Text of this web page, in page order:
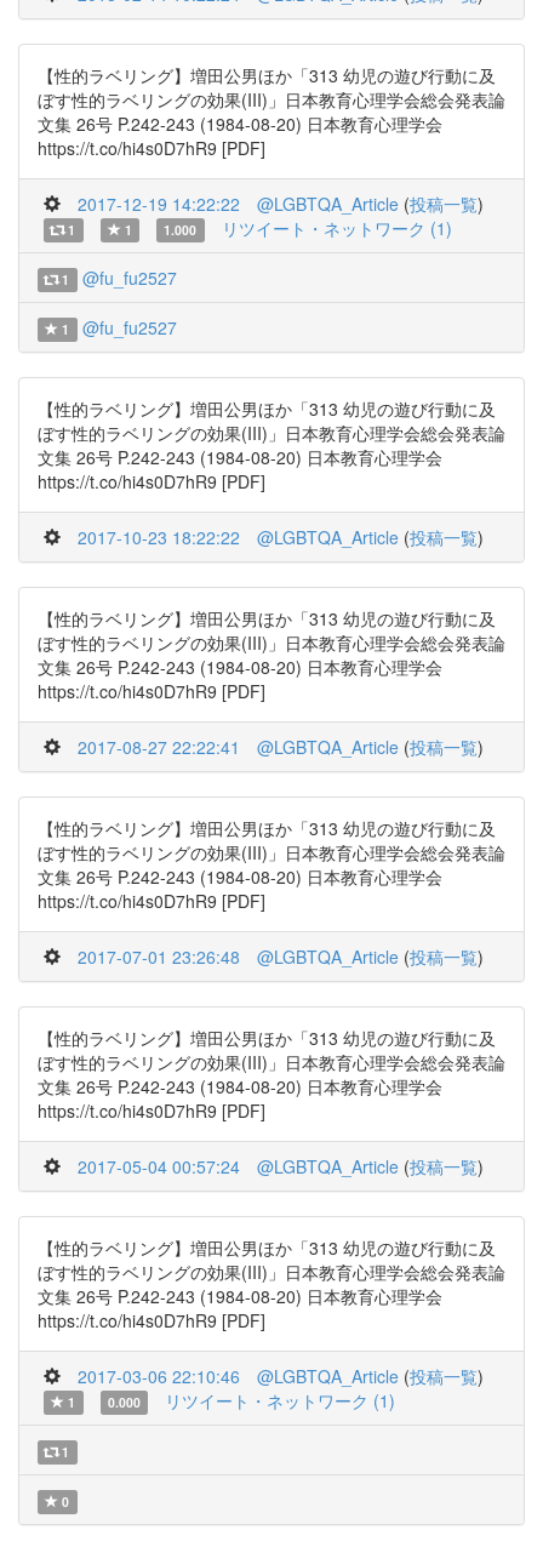
【性的ラベリング】増田公男ほか「313 幼児の遊び行動に及
ぼす性的ラベリングの効果(III)」日本教育心理学会総会発表論
文集 26号 P.242-243 (1984-08-20) 日本教育心理学会
https://t.co/hi4s0D7hR9 [PDF]
2017-12-19 14:22:22 @LGBTQA_Article (投稿一覧)
1 1 1.000 リツイート・ネットワーク (1)
1 @fu_fu2527
1 @fu_fu2527
【性的ラベリング】増田公男ほか「313 幼児の遊び行動に及
ぼす性的ラベリングの効果(III)」日本教育心理学会総会発表論
文集 26号 P.242-243 (1984-08-20) 日本教育心理学会
https://t.co/hi4s0D7hR9 [PDF]
2017-10-23 18:22:22 @LGBTQA_Article (投稿一覧)
【性的ラベリング】増田公男ほか「313 幼児の遊び行動に及
ぼす性的ラベリングの効果(III)」日本教育心理学会総会発表論
文集 26号 P.242-243 (1984-08-20) 日本教育心理学会
https://t.co/hi4s0D7hR9 [PDF]
2017-08-27 22:22:41 @LGBTQA_Article (投稿一覧)
【性的ラベリング】増田公男ほか「313 幼児の遊び行動に及
ぼす性的ラベリングの効果(III)」日本教育心理学会総会発表論
文集 26号 P.242-243 (1984-08-20) 日本教育心理学会
https://t.co/hi4s0D7hR9 [PDF]
2017-07-01 23:26:48 @LGBTQA_Article (投稿一覧)
【性的ラベリング】増田公男ほか「313 幼児の遊び行動に及
ぼす性的ラベリングの効果(III)」日本教育心理学会総会発表論
文集 26号 P.242-243 (1984-08-20) 日本教育心理学会
https://t.co/hi4s0D7hR9 [PDF]
2017-05-04 00:57:24 @LGBTQA_Article (投稿一覧)
【性的ラベリング】増田公男ほか「313 幼児の遊び行動に及
ぼす性的ラベリングの効果(III)」日本教育心理学会総会発表論
文集 26号 P.242-243 (1984-08-20) 日本教育心理学会
https://t.co/hi4s0D7hR9 [PDF]
2017-03-06 22:10:46 @LGBTQA_Article (投稿一覧)
1 0.000 リツイート・ネットワーク (1)
1
0